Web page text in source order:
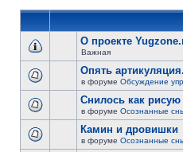
О проекте
Важная
Опять артикуляция.
в форуме Обсуждение
Снилось как рисую
в форуме Осознанные
Камин и дровишки
в форуме Осознанные